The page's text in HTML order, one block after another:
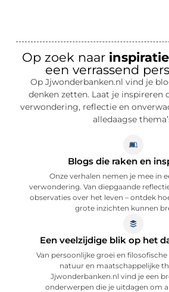
Op zoek naar
een verrassend
Op Jjwonderbanken.nl vind je
denken zetten. Laat je inspireren
verwondering, reflectie en
alledaagse
Blogs die raken en
Onze verhalen nemen je mee in
verwondering. Van diepgaande
observaties over het leven – ontdek
grote inzichten kunnen
Een veelzijdige blik op het
Van persoonlijke groei en
natuur en maatschappelijke
Jjwonderbanken.nl vind je een
onderwerpen die je uitdagen om